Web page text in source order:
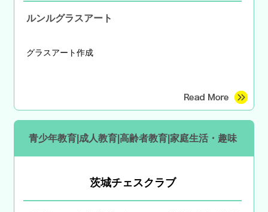
ルンルグラスアート
グラスアート作成
青少年教育|成人教育|高齢者教育|家庭生活・趣味
茨城チェスクラブ